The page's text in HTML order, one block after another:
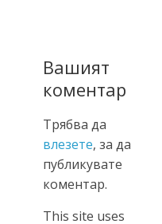
Вашият
коментар
Трябва да
влезете, за да
публикувате
коментар.
This site uses